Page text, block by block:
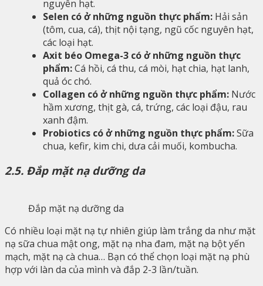
nguyên hạt.
Selen có ở những nguồn thực phẩm: Hải sản
(tôm, cua, cá), thịt nội tạng, ngũ cốc nguyên hạt,
các loại hạt.
Axit béo Omega-3 có ở những nguồn thực
phẩm:Cá hồi, cá thu, cá mòi, hạt chia, hạt lanh,
quả óc chó.
Collagen có ở những nguồn thực phẩm: Nước
hầm xương, thịt gà, cá, trứng, các loại đậu, rau
xanh đậm.
Probiotics có ở những nguồn thực phẩm:Sữa
chua, kefir, kim chi, dưa cải muối, kombucha.
2.5. Đắp mặt nạ dưỡng da
Đắp mặt nạ dưỡng da
Có nhiều loại mặt nạ tự nhiên giúp làm trắng da như mặt
nạ sữa chua mật ong, mặt nạ nha đam, mặt nạ bột yến
mạch, mặt nạ cà chua… Bạn có thể chọn loại mặt nạ phù
hợp với làn da của mình và đắp 2-3 lần/tuần.